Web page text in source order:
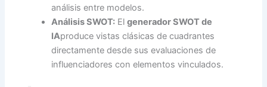
análisis entre modelos.
Análisis SWOT: Elgenerador SWOT de
IAproduce vistas clásicas de cuadrantes
directamente desde sus evaluaciones de
influenciadores con elementos vinculados.